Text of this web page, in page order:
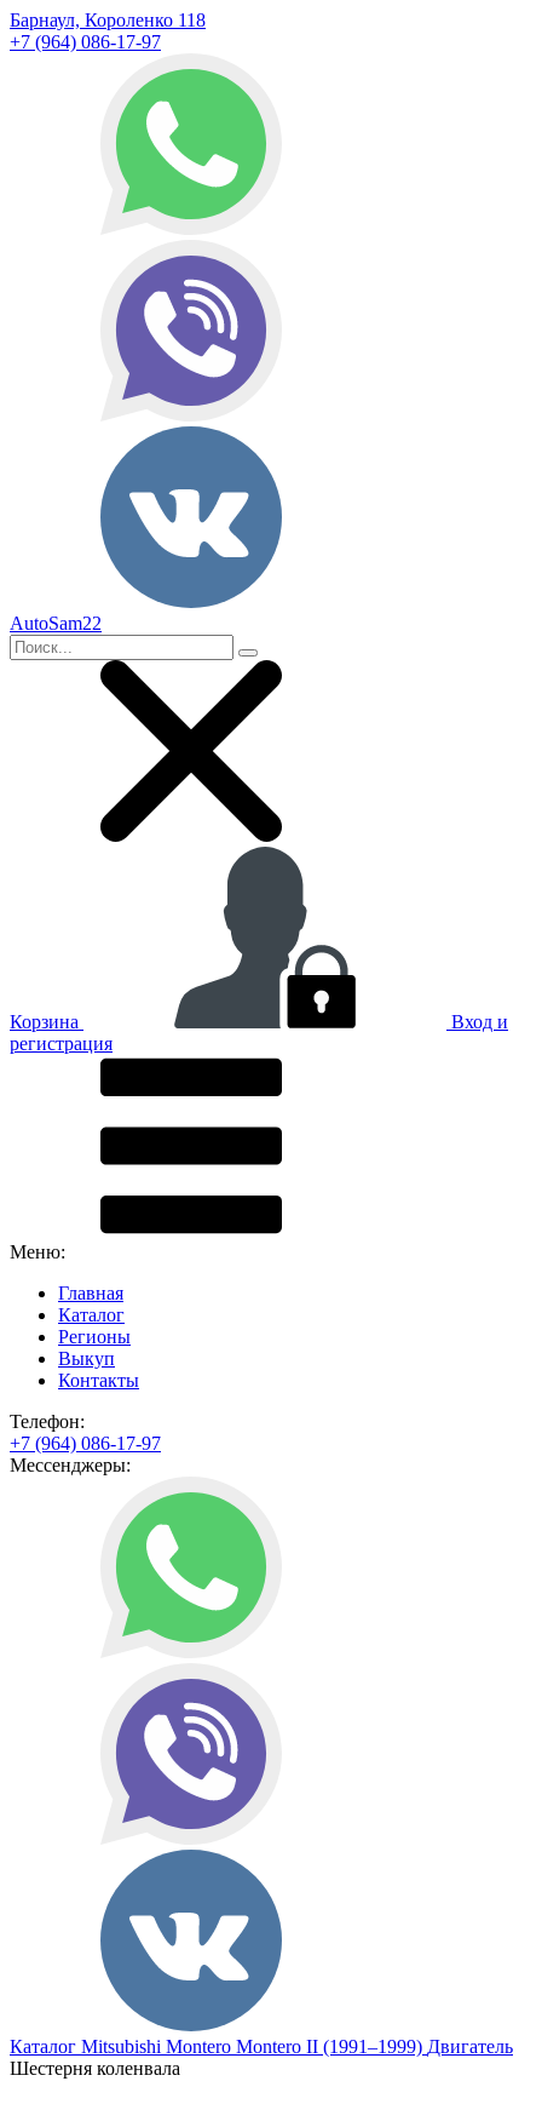
Барнаул, Короленко 118
+7 (964) 086-17-97
AutoSam22
Корзина
Вход и
регистрация
Меню:
Главная
Каталог
Регионы
Выкуп
Контакты
Телефон:
+7 (964) 086-17-97
Мессенджеры:
Каталог Mitsubishi Montero Montero II (1991–1999) Двигатель
Шестерня коленвала